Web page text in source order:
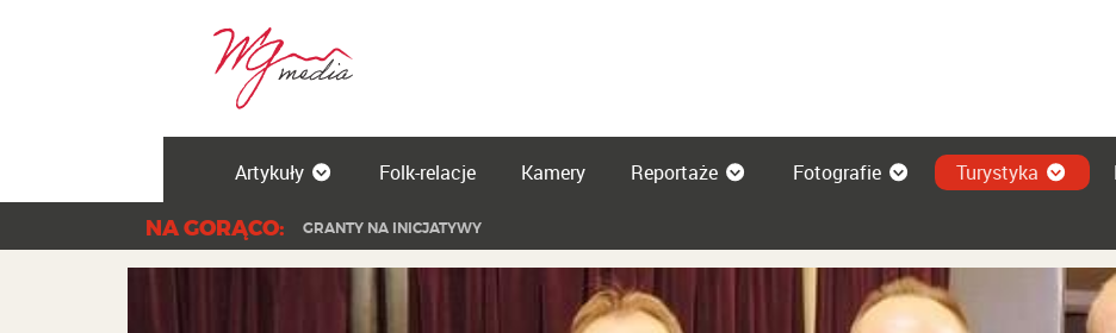
Artykuły Folk-relacje Kamery Reportaże Fotografie Turystyka
NA GORĄCO: GRANTY NA INICJATYWY